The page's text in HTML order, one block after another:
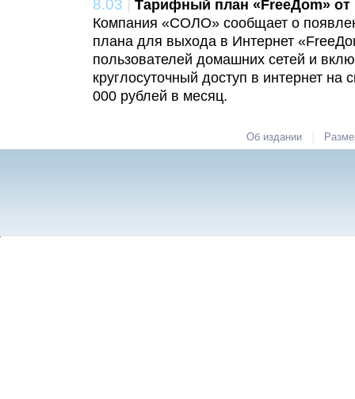
8.03 | Тарифный план «FreeДom»
Компания «СОЛО» сообщает о
плана для выхода в Интернет
пользователей домашних сетей и
круглосуточный доступ в интернет на
000 рублей в месяц.
Об издании |